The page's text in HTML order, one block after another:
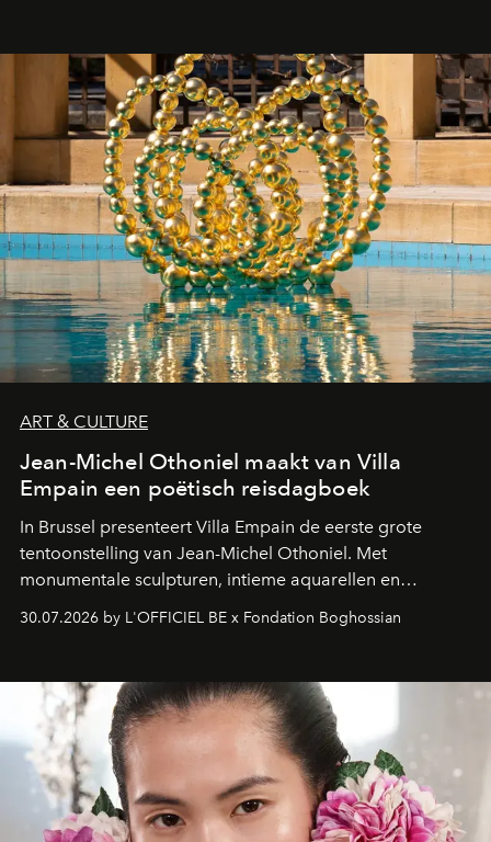
ART & CULTURE
Jean-Michel Othoniel maakt van Villa
Empain een poëtisch reisdagboek
In Brussel presenteert Villa Empain de eerste grote
tentoonstelling van Jean-Michel Othoniel. Met
monumentale sculpturen, intieme aquarellen en
een emotionele reis waarin elk werk de herinnering
moment van verwondering.
30.07.2026 by L'OFFICIEL BE x Fondation Boghossian